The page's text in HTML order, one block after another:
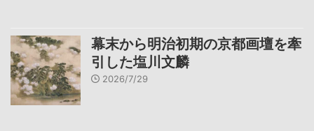
幕末から明治初期の京都画壇を牽
引した塩川文麟
2026/7/29